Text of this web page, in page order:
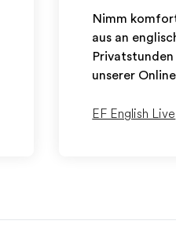
Nimm
aus an
unserer
EF English Live